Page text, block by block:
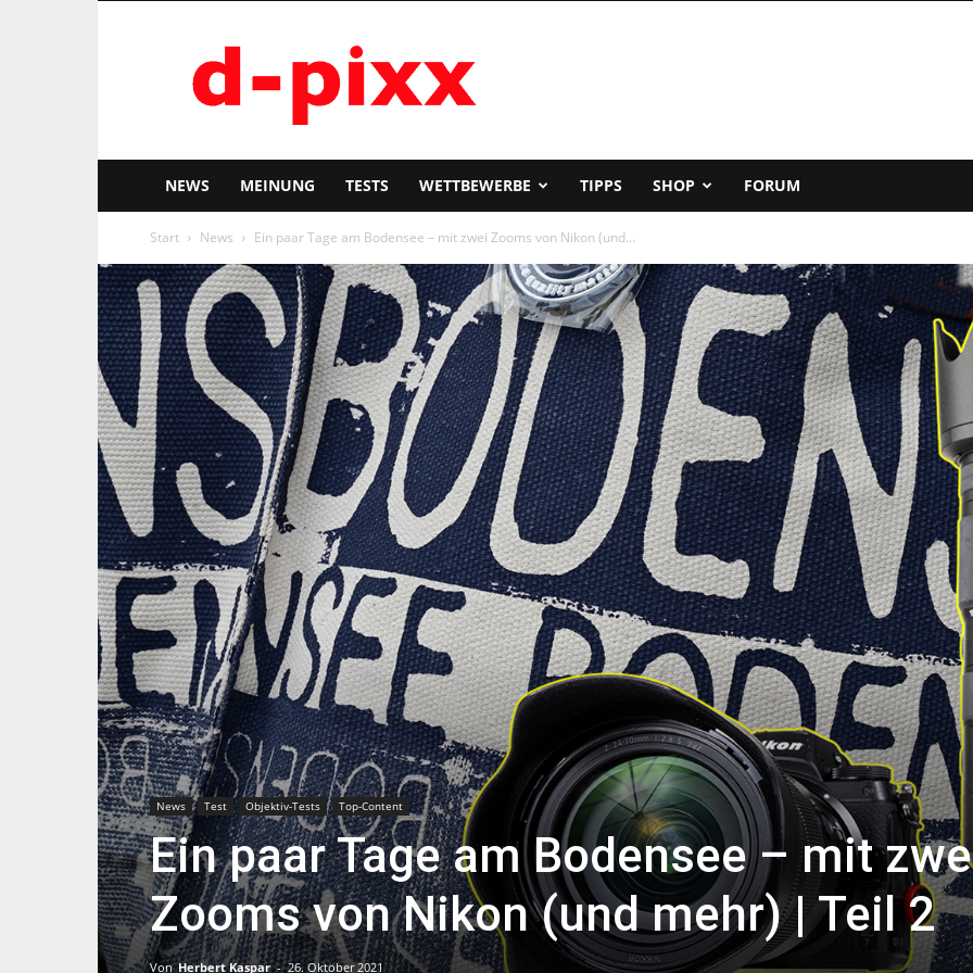
pixx
NEWS MEINUNG TESTS WETTBEWERBE TIPPS SHOP FORUM
Start News Ein paar Tage am Bodensee – mit zwei Zooms von Nikon (und...
News Test Objektiv-Tests Top-Content
Ein paar Tage am Bodensee – mit
Zooms von Nikon (und mehr) | Teil 2
Von Herbert Kaspar - 26. Oktober 2021